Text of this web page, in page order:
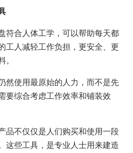
符合人体工学，可以帮助每天都
工人减轻工作负担，更安全、更
。
然使用最原始的人力，而不是先
要综合考虑工作效率和铺装效
品不仅仅是人们购买和使用一段
这些工具，是专业人士用来建造